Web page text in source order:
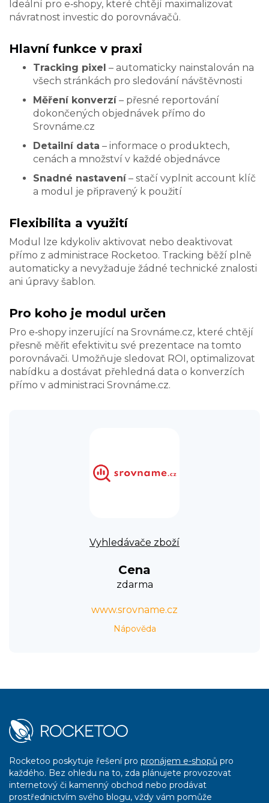
Ideální pro e‑shopy, které chtějí maximalizovat
návratnost investic do porovnávačů.
Hlavní funkce v praxi
Tracking pixel – automaticky nainstalován na
všech stránkách pro sledování návštěvnosti
Měření konverzí– přesné reportování
dokončených objednávek přímo do
Srovnáme.cz
Detailní data – informace o produktech,
cenách a množství v každé objednávce
Snadné nastavení– stačí vyplnit account klíč
a modul je připravený k použití
Flexibilita a využití
Modul lze kdykoliv aktivovat nebo deaktivovat
přímo z administrace Rocketoo. Tracking běží plně
automaticky a nevyžaduje žádné technické znalosti
ani úpravy šablon.
Pro koho je modul určen
Pro e‑shopy inzerující na Srovnáme.cz, které chtějí
přesně měřit efektivitu své prezentace na tomto
porovnávači. Umožňuje sledovat ROI, optimalizovat
nabídku a dostávat přehledná data o konverzích
přímo v administraci Srovnáme.cz.
Vyhledávače zboží
Cena
zdarma
www.srovname.cz
Nápověda
Rocketoo poskytuje řešení pro pronájem e-shopů pro
každého. Bez ohledu na to, zda plánujete provozovat
internetový či kamenný obchod nebo prodávat
prostřednictvím svého blogu, vždy vám pomůže